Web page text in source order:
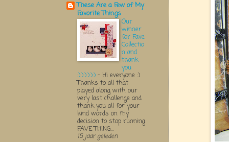
These Are a Few of My
Favorite Things
Our
winner
for Fave
Collectio
n and
thank
you
:):):):):):) - Hi everyone :)
Thanks to all that
played along with our
very last challenge and
thank you all for your
kind words on my
decision to stop running
FAVE THING...
15 jaar geleden